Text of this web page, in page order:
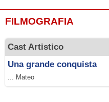
FILMOGRAFIA
Cast Artistico
Una grande conquista
... Mateo